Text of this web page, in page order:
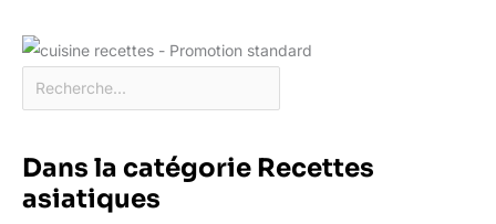
Dans la catégorie Recettes
asiatiques